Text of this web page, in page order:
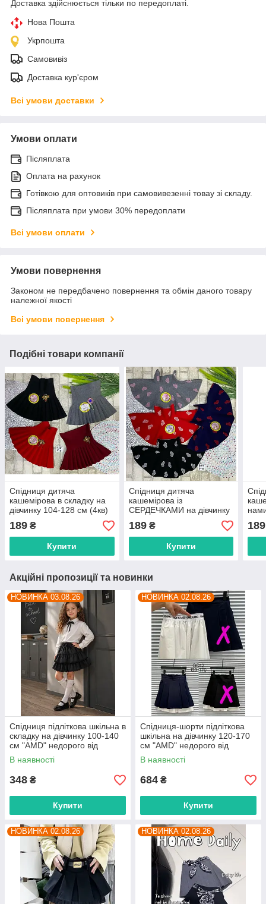
Доставка здійснюється тільки по передоплаті.
Нова Пошта
Укрпошта
Самовивіз
Доставка кур'єром
Всі умови доставки
Умови оплати
Післяплата
Оплата на рахунок
Готівкою для оптовиків при самовивезенні товау зі складу.
Післяплата при умови 30% передоплати
Всі умови оплати
Умови повернення
Законом не передбачено повернення та обмін даного товару
належної якості
Всі умови повернення
Подібні товари компанії
Спідниця дитяча
кашемірова в складку на
дівчинку 104-128 см (4кв)
"PELIN KIDS" недорого від
прямого постачальника
189 ₴
Купити
Спідниця дитяча
кашемірова із
СЕРДЕЧКАМИ на дівчинку
104-128 см (4кв) "PELIN
KIDS" недорого від
прямого постачальника
189₴
Купити
189
Акційні пропозиції та новинки
НОВИНКА 03.08.26
Спідниця підліткова шкільна в
складку на дівчинку 100-140
см "AMD" недорого від
прямого постачальника
В наявності
348 ₴
Купити
НОВИНКА 02.08.26
Спідниця-шорти підліткова
шкільна на дівчинку 120-170
см "AMD" недорого від
прямого постачальника
В наявності
684 ₴
Купити
НОВИНКА 02.08.26 НОВИНКА 02.08.26